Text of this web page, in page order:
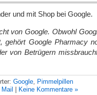
und mit Shop bei Google.
von Google. Obwohl
gehört Google Pharmacy
von Betrügern
Google, Pimmelpillen
Mail Keine Kommentare »